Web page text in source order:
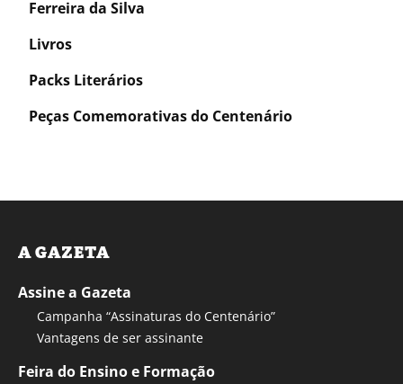
Ferreira da Silva
Livros
Packs Literários
Peças Comemorativas do Centenário
A GAZETA
Assine a Gazeta
Campanha “Assinaturas do Centenário”
Vantagens de ser assinante
Feira do Ensino e Formação